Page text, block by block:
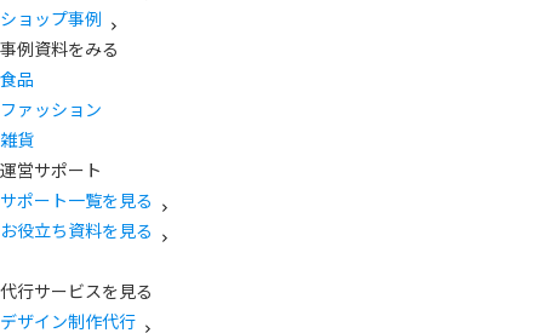
ショップ事例
事例資料をみる
食品
ファッション
雑貨
運営サポート
サポート一覧を見る
お役立ち資料を見る
代行サービスを見る
デザイン制作代行